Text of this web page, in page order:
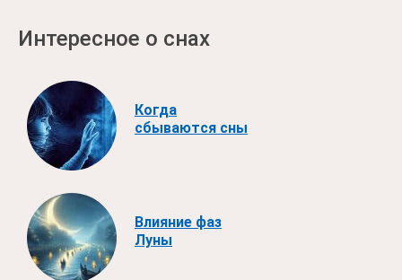
Интересное о снах
Когда
сбываются сны
Влияние фаз
Луны